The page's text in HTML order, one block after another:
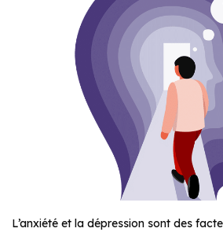
L’anxiété et la dépression sont des